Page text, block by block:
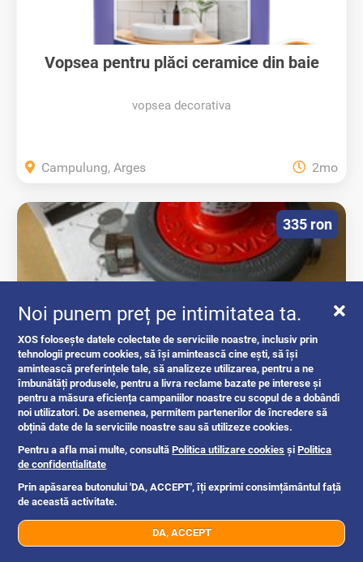
07xx xxx xxx Trimite mesaj
Vopsea pentru plăci ceramice din baie
vopsea decorativa
Campulung, Arges 2mo
Regulator GPL inalta presiune montaj...
accesorii
335 ron
Campulung, Arges 3mo
7.400 ron
Noi punem preț pe intimitatea ta.
XOS folosește datele colectate de serviciile noastre, inclusiv prin
tehnologii precum cookies, să își amintească cine ești, să își
amintească preferințele tale, să analizeze utilizarea, pentru a ne
îmbunătăți produsele, pentru a livra reclame bazate pe interese și
pentru a măsura eficiența campaniilor noastre cu scopul de a dobândi
noi utilizatori. De asemenea, permitem partenerilor de încredere să
obțină date de la serviciile noastre sau să utilizeze cookies.
Pentru a afla mai multe, consultăPolitica utilizare cookies șiPolitica
de confidentialitate
Prin apăsarea butonului 'DA, ACCEPT', îți exprimi consimțământul față
de această activitate.
DA, ACCEPT